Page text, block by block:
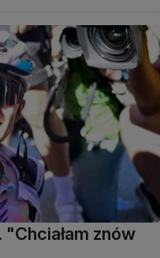
znów